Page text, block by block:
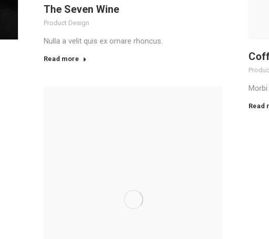
The Seven Wine
Product Design
Nulla a velit quis ex ornare rhoncus.
Read more
Read